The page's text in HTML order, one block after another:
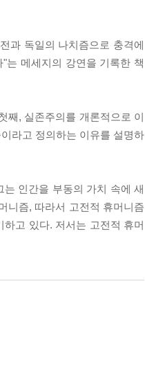
과 독일의 나치즘으로 충격에
는 메세지의 강연을 기록한 책
째, 실존주의를 개론적으로 이
라고 정의하는 이유를 설명하
인간을 부동의 가치 속에 새
니즘, 따라서 고전적 휴머니즘
고 있다. 저서는 고전적 휴머